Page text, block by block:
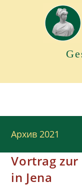
содержимому
Архив 2021
Vortrag
in Jena